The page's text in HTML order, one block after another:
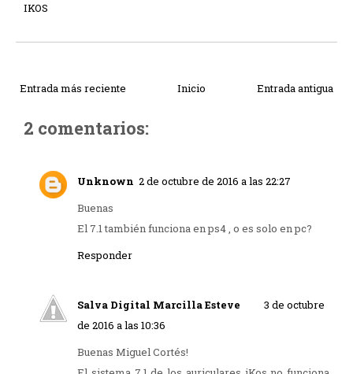
IKOS
Entrada más reciente Entrada antigua
Inicio
2 comentarios:
Unknown 2 de octubre de 2016 a las 22:27
Buenas
El 7.1 también funciona en ps4 , o es solo en pc?
Responder
Salva Digital Marcilla Esteve
3 de octubre
de 2016 a las 10:36
Buenas Miguel Cortés!